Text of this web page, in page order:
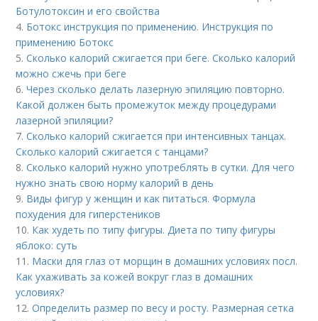
Ботулотоксин и его свойства
4. Ботокс инструкция по применению. Инструкция по
применению Ботокс
5.Сколько калорий сжигается при беге. Сколько калорий
можно сжечь при беге
6.Через сколько делать лазерную эпиляцию повторно.
Какой должен быть промежуток между процедурами
лазерной эпиляции?
7.Сколько калорий сжигается при интенсивных танцах.
Сколько калорий сжигается с танцами?
8.Сколько калорий нужно употреблять в сутки. Для чего
нужно знать свою норму калорий в день
9. Виды фигур у женщин и как питаться. Формула
похудения для гиперстеников
10. Как худеть по типу фигуры. Диета по типу фигуры
яблоко: суть
11. Маски для глаз от морщин в домашних условиях посл.
Как ухаживать за кожей вокруг глаз в домашних
условиях?
12.Определить размер по весу и росту. Размерная сетка